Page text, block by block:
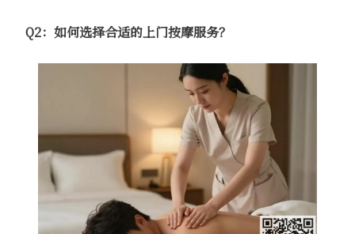
Q2：如何选择合适的上门按摩服务？